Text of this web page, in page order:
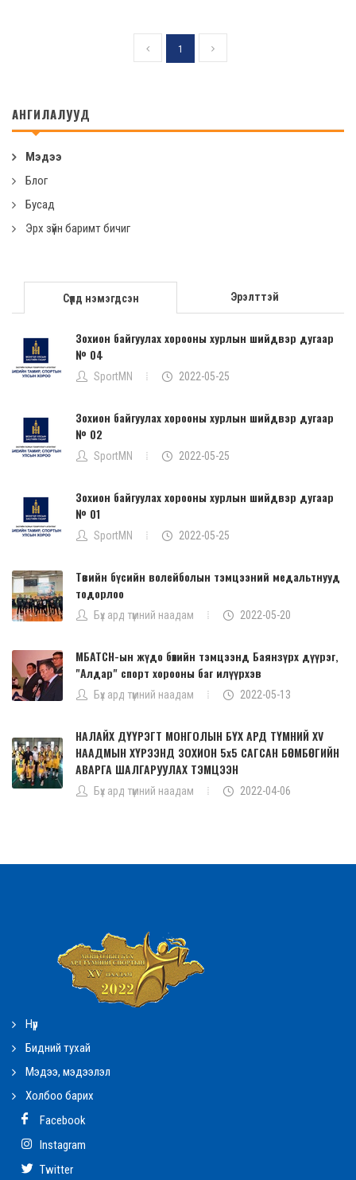
1
АНГИЛАЛУУД
Мэдээ
Блог
Бусад
Эрх зүйн баримт бичиг
Сүүлд нэмэгдсэн Эрэлттэй
Зохион байгуулах хорооны хурлын шийдвэр дугаар
№ 04
SportMN 2022-05-25
Зохион байгуулах хорооны хурлын шийдвэр дугаар
№ 02
SportMN 2022-05-25
Зохион байгуулах хорооны хурлын шийдвэр дугаар
№ 01
SportMN 2022-05-25
Төвийн бүсийн волейболын тэмцээний медальтнууд
тодорлоо
Бүх ард түмний наадам 2022-05-20
МБАТСН-ын жүдо бөхийн тэмцээнд Баянзүрх дүүрэг,
"Алдар" спорт хорооны баг илүүрхэв
Бүх ард түмний наадам 2022-05-13
НАЛАЙХ ДҮҮРЭГТ МОНГОЛЫН БҮХ АРД ТҮМНИЙ XV
НААДМЫН ХҮРЭЭНД ЗОХИОН 5х5 САГСАН БӨМБӨГИЙН
АВАРГА ШАЛГАРУУЛАХ ТЭМЦЭЭН
Бүх ард түмний наадам 2022-04-06
Нүүр
Бидний тухай
Мэдээ, мэдээлэл
Холбоо барих
Facebook
Instagram
Twitter